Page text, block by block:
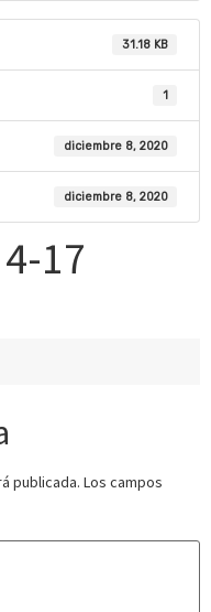
31.18 KB
1
diciembre 8, 2020
diciembre 8, 2020
17
publicada. Los campos